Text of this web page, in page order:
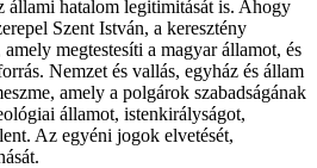
állami hatalom legitimitását is. Ahogy
Szent István, a keresztény
megtestesíti a magyar államot, és
Nemzet és vallás, egyház és állam
amely a polgárok szabadságának
államot, istenkirályságot,
Az egyéni jogok elvetését,